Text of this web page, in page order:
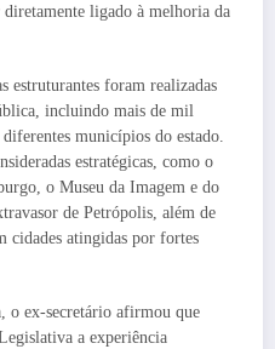
ligado à melhoria da
estruturantes foram realizadas
incluindo mais de mil
municípios do estado.
estratégicas, como o
o Museu da Imagem e do
de Petrópolis, além de
cidades atingidas por fortes
o ex-secretário afirmou que
a experiência